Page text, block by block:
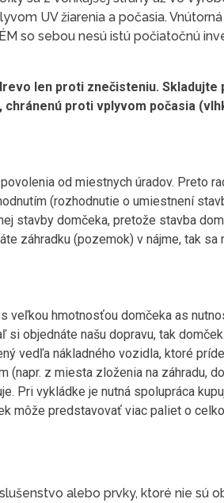
UV žiarenia a počasia.
so sebou nesú istú počiatočnú
len proti znečisteniu. Skladujte
proti vplyvom počasia
od miestnych úradov. Preto
(rozhodnutie o umiestnení
stavby domčeka, pretože stavba
záhradku (pozemok) v nájme, tak sa
veľkou hmotnosťou domčeka as
objednáte našu dopravu, tak
vedľa nákladného vozidla, ktoré
z miesta zloženia na záhradu,
Pri vykládke je nutná spolupráca
môže predstavovať viac paliet o
alebo prvky, ktoré nie sú